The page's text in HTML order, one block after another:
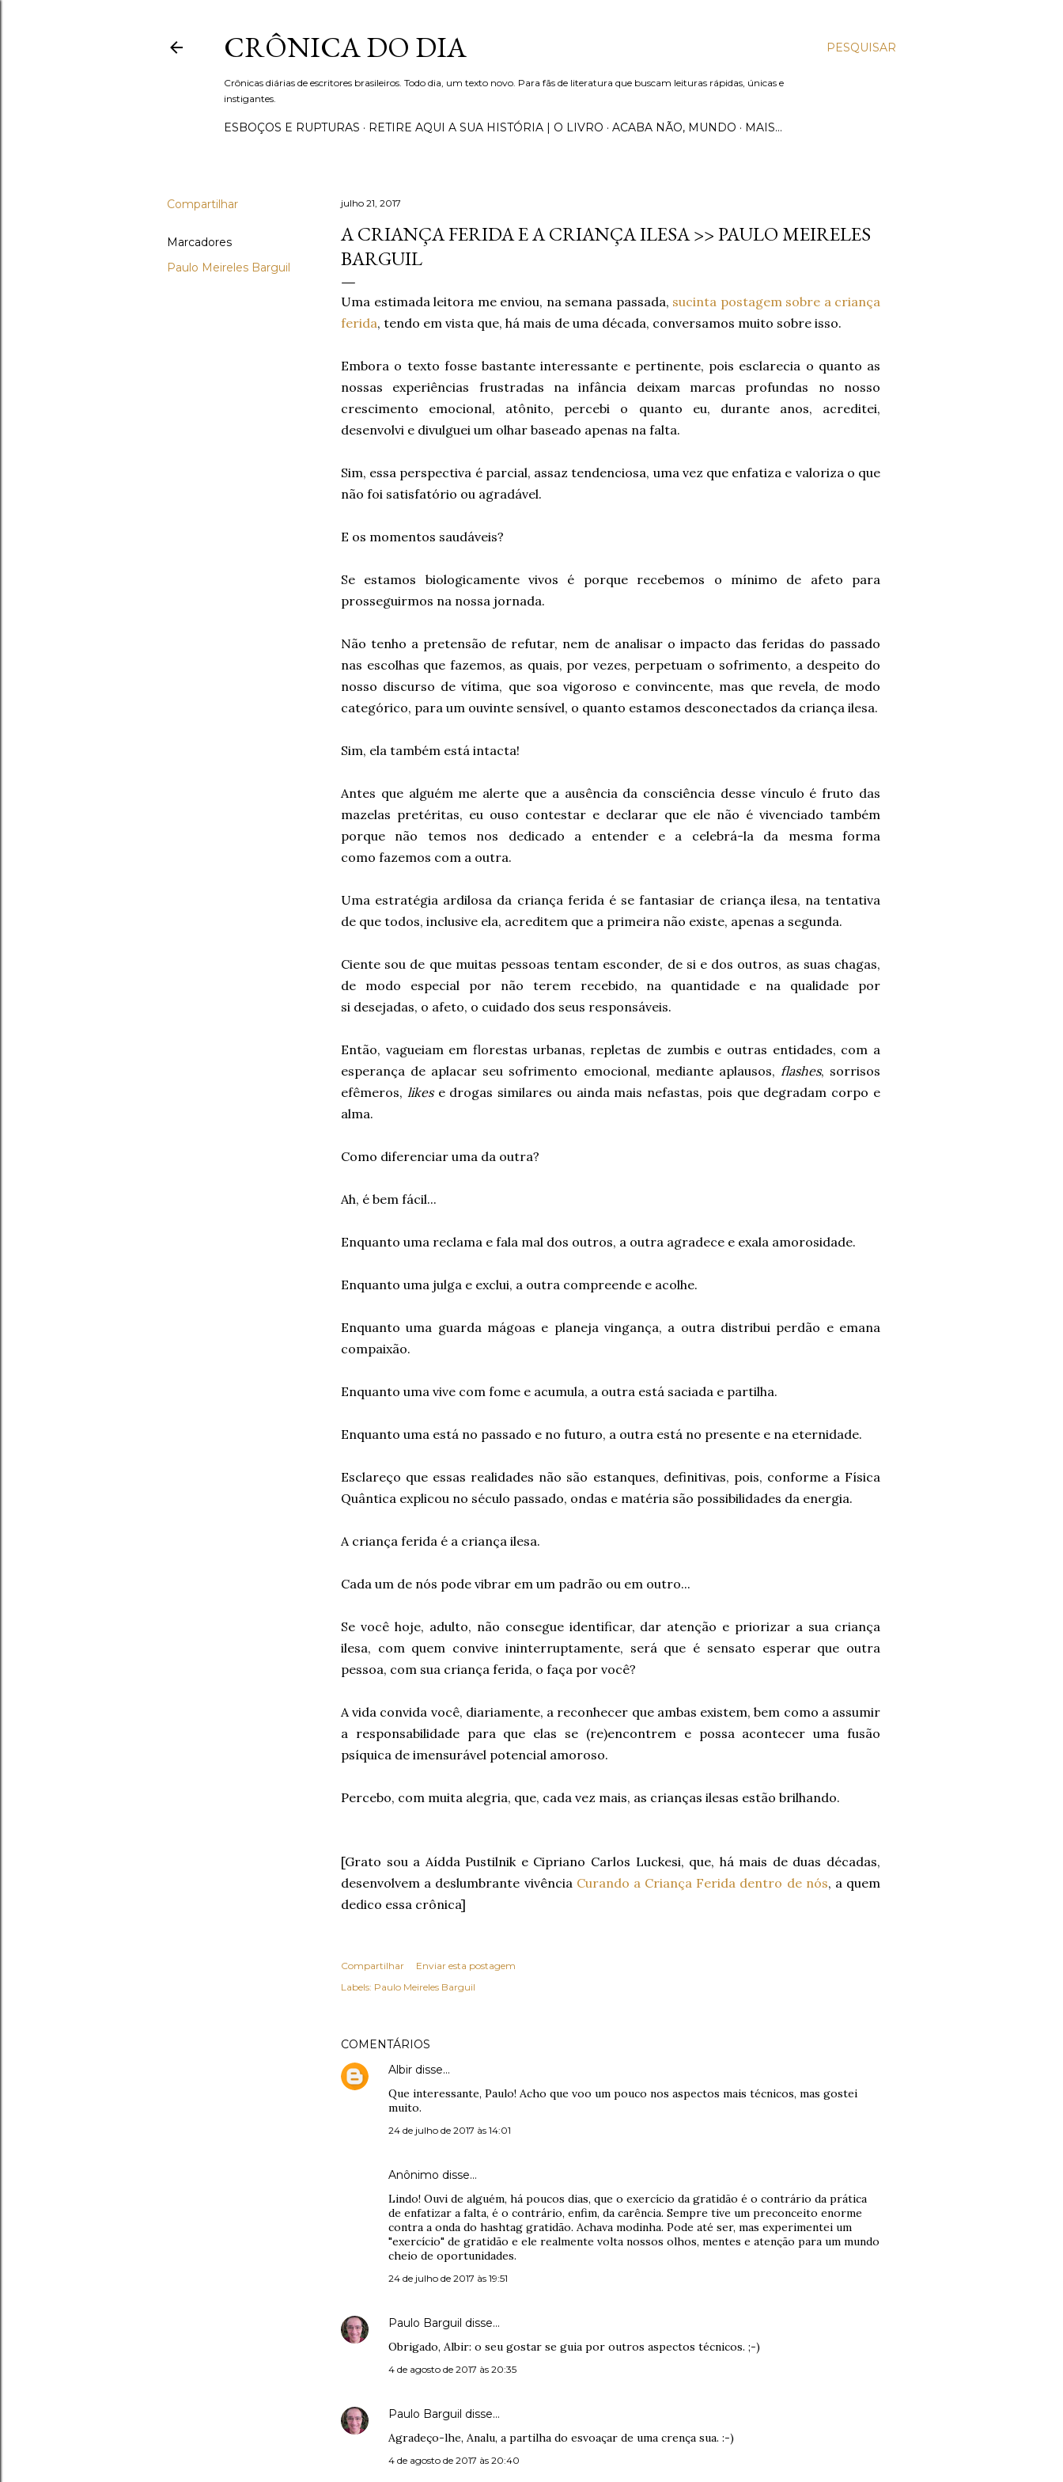
PESQUISAR
CRÔNICA DO DIA
Crônicas diárias de escritores brasileiros. Todo dia, um texto novo. Para fãs de literatura que buscam leituras rápidas, únicas e
instigantes.
ESBOÇOS E RUPTURAS RETIRE AQUI A SUA HISTÓRIA | O LIVRO ACABA NÃO, MUNDO MAIS…
Compartilhar
Marcadores
Paulo Meireles Barguil
julho 21, 2017
A CRIANÇA FERIDA E A CRIANÇA ILESA >> PAULO MEIRELES
BARGUIL
Uma estimada leitora me enviou, na semana passada, sucinta postagem sobre a criança
ferida, tendo em vista que, há mais de uma década, conversamos muito sobre isso.
Embora o texto fosse bastante interessante e pertinente, pois esclarecia o quanto as
nossas experiências frustradas na infância deixam marcas profundas no nosso
crescimento emocional, atônito, percebi o quanto eu, durante anos, acreditei,
desenvolvi e divulguei um olhar baseado apenas na falta.
Sim, essa perspectiva é parcial, assaz tendenciosa, uma vez que enfatiza e valoriza o que
não foi satisfatório ou agradável.
E os momentos saudáveis?
Se estamos biologicamente vivos é porque recebemos o mínimo de afeto para
prosseguirmos na nossa jornada.
Não tenho a pretensão de refutar, nem de analisar o impacto das feridas do passado
nas escolhas que fazemos, as quais, por vezes, perpetuam o sofrimento, a despeito do
nosso discurso de vítima, que soa vigoroso e convincente, mas que revela, de modo
categórico, para um ouvinte sensível, o quanto estamos desconectados da criança ilesa.
Sim, ela também está intacta!
Antes que alguém me alerte que a ausência da consciência desse vínculo é fruto das
mazelas pretéritas, eu ouso contestar e declarar que ele não é vivenciado também
porque não temos nos dedicado a entender e a celebrá-la da mesma forma
como fazemos com a outra.
Uma estratégia ardilosa da criança ferida é se fantasiar de criança ilesa, na tentativa
de que todos, inclusive ela, acreditem que a primeira não existe, apenas a segunda.
Ciente sou de que muitas pessoas tentam esconder, de si e dos outros, as suas chagas,
de modo especial por não terem recebido, na quantidade e na qualidade por
si desejadas, o afeto, o cuidado dos seus responsáveis.
Então, vagueiam em florestas urbanas, repletas de zumbis e outras entidades, com a
esperança de aplacar seu sofrimento emocional, mediante aplausos, flashes, sorrisos
efêmeros, likese drogas similares ou ainda mais nefastas, pois que degradam corpo e
alma.
Como diferenciar uma da outra?
Ah, é bem fácil...
Enquanto uma reclama e fala mal dos outros, a outra agradece e exala amorosidade.
Enquanto uma julga e exclui, a outra compreende e acolhe.
Enquanto uma guarda mágoas e planeja vingança, a outra distribui perdão e emana
compaixão.
Enquanto uma vive com fome e acumula, a outra está saciada e partilha.
Enquanto uma está no passado e no futuro, a outra está no presente e na eternidade.
Esclareço que essas realidades não são estanques, definitivas, pois, conforme a Física
Quântica explicou no século passado, ondas e matéria são possibilidades da energia.
A criança ferida é a criança ilesa.
Cada um de nós pode vibrar em um padrão ou em outro...
Se você hoje, adulto, não consegue identificar, dar atenção e priorizar a sua criança
ilesa, com quem convive ininterruptamente, será que é sensato esperar que outra
pessoa, com sua criança ferida, o faça por você?
A vida convida você, diariamente, a reconhecer que ambas existem, bem como a assumir
a responsabilidade para que elas se (re)encontrem e possa acontecer uma fusão
psíquica de imensurável potencial amoroso.
Percebo, com muita alegria, que, cada vez mais, as crianças ilesas estão brilhando.
[Grato sou a Aídda Pustilnik e Cipriano Carlos Luckesi, que, há mais de duas décadas,
desenvolvem a deslumbrante vivência Curando a Criança Ferida dentro de nós, a quem
dedico essa crônica]
Compartilhar
Enviar esta postagem
Labels: Paulo Meireles Barguil
COMENTÁRIOS
Albir disse…
Que interessante, Paulo! Acho que voo um pouco nos aspectos mais técnicos, mas gostei
muito.
24 de julho de 2017 às 14:01
Anônimo disse…
Lindo! Ouvi de alguém, há poucos dias, que o exercício da gratidão é o contrário da prática
de enfatizar a falta, é o contrário, enfim, da carência. Sempre tive um preconceito enorme
contra a onda do hashtag gratidão. Achava modinha. Pode até ser, mas experimentei um
"exercício" de gratidão e ele realmente volta nossos olhos, mentes e atenção para um mundo
cheio de oportunidades.
24 de julho de 2017 às 19:51
Paulo Barguil disse…
Obrigado, Albir: o seu gostar se guia por outros aspectos técnicos. ;-)
4 de agosto de 2017 às 20:35
Paulo Barguil disse…
Agradeço-lhe, Analu, a partilha do esvoaçar de uma crença sua. :-)
4 de agosto de 2017 às 20:40